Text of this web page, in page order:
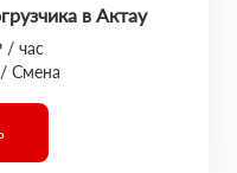
в Актау
/ час
Смена